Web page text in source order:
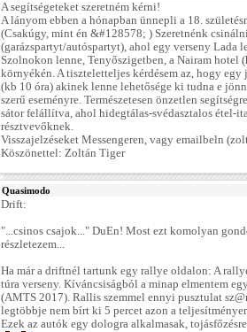
A segítségeteket szeretném kérni!
A lányom ebben a hónapban ünnepli a 18.
(Csakúgy, mint én &#128578; ) Szeretnénk
(garázspartyt/autóspartyt), ahol egy verseny Lada
Szolnokon lenne, Tenyőszigetben, a Nairam hotel
környékén. A tiszteletteljes kérdésem az, hogy
(kb 10 óra) akinek lenne lehetősége ki tudna e
szerű eseményre. Természetesen önzetlen
sátor felállítva, ahol hidegtálas-svédasztalos étel-
résztvevőknek.
Visszajelzéseket Messengeren, vagy emailbeln
Köszönettel: Zoltán Tiger
Quasimodo
Drift:
"...csinos csajok..." DuEn! Most ezt komolyan
részletezem...
Ha már a driftnél tartunk egy rallye oldalon: A
túra verseny. Kíváncsiságból a minap elmentem
(AMTS 2017). Rallis szemmel ennyi pusztulat
legtöbbje nem bírt ki 5 percet azon a
Ezek az autók egy dologra alkalmasak,